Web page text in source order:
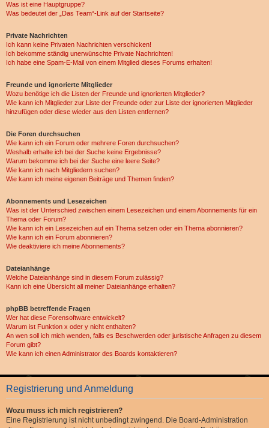
Was ist eine Hauptgruppe?
Was bedeutet der „Das Team“-Link auf der Startseite?
Private Nachrichten
Ich kann keine Privaten Nachrichten verschicken!
Ich bekomme ständig unerwünschte Private Nachrichten!
Ich habe eine Spam-E-Mail von einem Mitglied dieses Forums erhalten!
Freunde und ignorierte Mitglieder
Wozu benötige ich die Listen der Freunde und ignorierten Mitglieder?
Wie kann ich Mitglieder zur Liste der Freunde oder zur Liste der ignorierten Mitglieder
hinzufügen oder diese wieder aus den Listen entfernen?
Die Foren durchsuchen
Wie kann ich ein Forum oder mehrere Foren durchsuchen?
Weshalb erhalte ich bei der Suche keine Ergebnisse?
Warum bekomme ich bei der Suche eine leere Seite?
Wie kann ich nach Mitgliedern suchen?
Wie kann ich meine eigenen Beiträge und Themen finden?
Abonnements und Lesezeichen
Was ist der Unterschied zwischen einem Lesezeichen und einem Abonnements für ein
Thema oder Forum?
Wie kann ich ein Lesezeichen auf ein Thema setzen oder ein Thema abonnieren?
Wie kann ich ein Forum abonnieren?
Wie deaktiviere ich meine Abonnements?
Dateianhänge
Welche Dateianhänge sind in diesem Forum zulässig?
Kann ich eine Übersicht all meiner Dateianhänge erhalten?
phpBB betreffende Fragen
Wer hat diese Forensoftware entwickelt?
Warum ist Funktion x oder y nicht enthalten?
An wen soll ich mich wenden, falls es Beschwerden oder juristische Anfragen zu diesem
Forum gibt?
Wie kann ich einen Administrator des Boards kontaktieren?
Registrierung und Anmeldung
Wozu muss ich mich registrieren?
Eine Registrierung ist nicht unbedingt zwingend. Die Board-Administration